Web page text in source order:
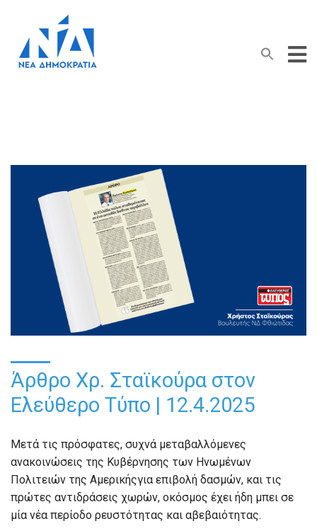
Search
for:
Search Button
Άρθρο Χρ. Σταϊκούρα στον
Ελεύθερο Τύπο | 12.4.2025
Μετά τις πρόσφατες, συχνά μεταβαλλόμενες
ανακοινώσεις της Κυβέρνησης των Ηνωμένων
Πολιτειών της Αμερικήςγια επιβολή δασμών, και τις
πρώτες αντιδράσεις χωρών, οκόσμος έχει ήδη μπει σε
μία νέα περίοδο ρευστότητας και αβεβαιότητας.